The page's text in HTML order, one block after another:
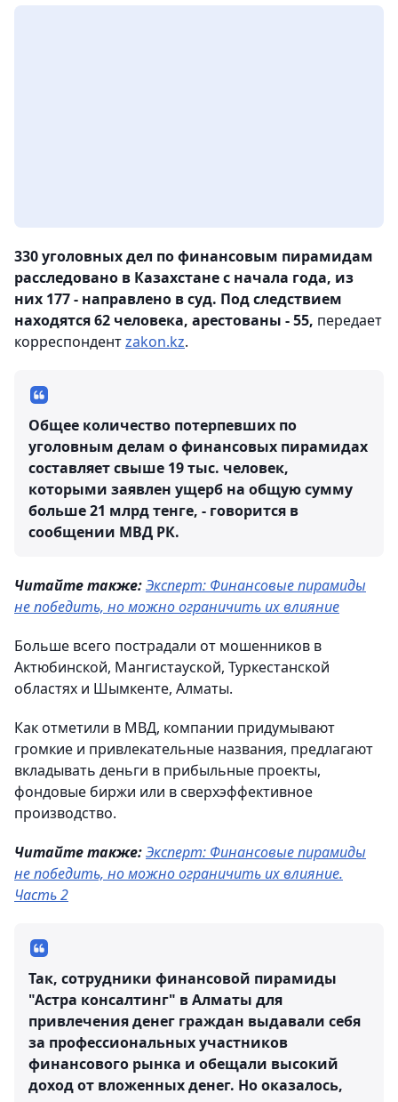
330 уголовных дел по финансовым пирамидам
расследовано в Казахстане с начала года, из
них 177 - направлено в суд. Под следствием
находятся 62 человека, арестованы - 55, передает
корреспондентzakon.kz.
Общее количество потерпевших по
уголовным делам о финансовых пирамидах
составляет свыше 19 тыс. человек,
которыми заявлен ущерб на общую сумму
больше 21 млрд тенге, - говорится в
сообщении МВД РК.
Читайте также:Эксперт: Финансовые пирамиды
не победить, но можно ограничить их влияние
Больше всего пострадали от мошенников в
Актюбинской, Мангистауской, Туркестанской
областях и Шымкенте, Алматы.
Как отметили в МВД, компании придумывают
громкие и привлекательные названия, предлагают
вкладывать деньги в прибыльные проекты,
фондовые биржи или в сверхэффективное
производство.
Читайте также:Эксперт: Финансовые пирамиды
не победить, но можно ограничить их влияние.
Часть 2
Так, сотрудники финансовой пирамиды
"Астра консалтинг" в Алматы для
привлечения денег граждан выдавали себя
за профессиональных участников
финансового рынка и обещали высокий
доход от вложенных денег. Но оказалось,